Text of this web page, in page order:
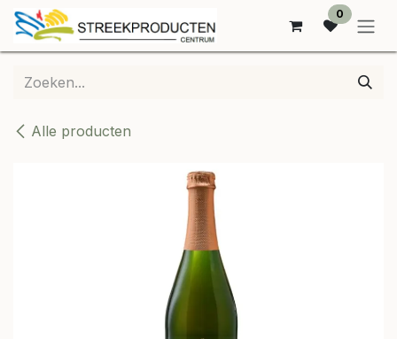
OVERSLAAN NAAR INHOUD
0
Alle producten